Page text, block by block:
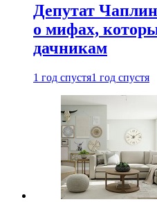
Депутат
о мифах,
дачникам
1 год спустя1 год спустя